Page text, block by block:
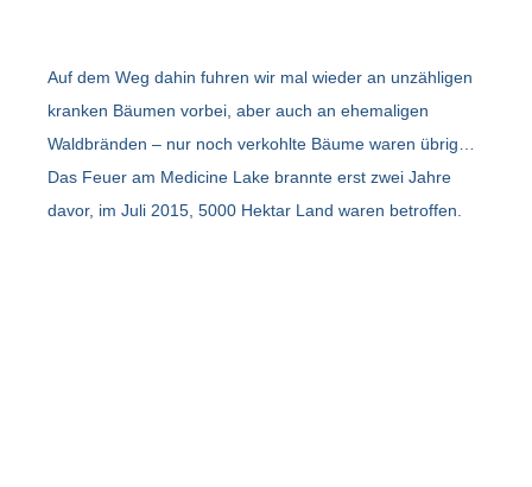
Auf dem Weg dahin fuhren wir mal wieder an unzähligen
kranken Bäumen vorbei, aber auch an ehemaligen
Waldbränden – nur noch verkohlte Bäume waren übrig…
Das Feuer am Medicine Lake brannte erst zwei Jahre
davor, im Juli 2015, 5000 Hektar Land waren betroffen.